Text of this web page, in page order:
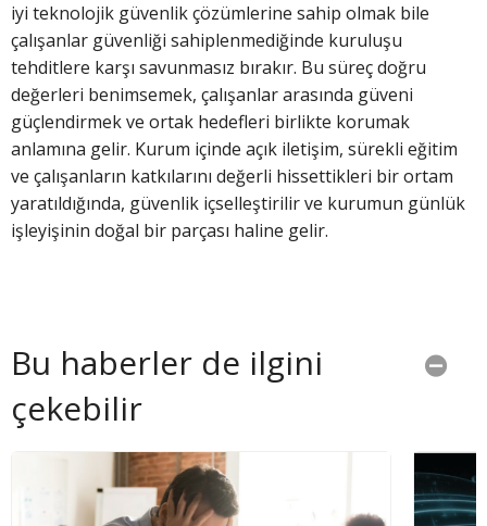
iyi teknolojik güvenlik çözümlerine sahip olmak bile
çalışanlar güvenliği sahiplenmediğinde kuruluşu
tehditlere karşı savunmasız bırakır. Bu süreç doğru
değerleri benimsemek, çalışanlar arasında güveni
güçlendirmek ve ortak hedefleri birlikte korumak
anlamına gelir. Kurum içinde açık iletişim, sürekli eğitim
ve çalışanların katkılarını değerli hissettikleri bir ortam
yaratıldığında, güvenlik içselleştirilir ve kurumun günlük
işleyişinin doğal bir parçası haline gelir.
Bu haberler de ilgini
çekebilir